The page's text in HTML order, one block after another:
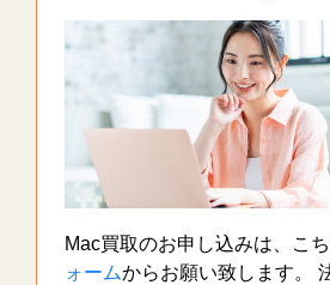
Mac買取のお申し込みは、こ
ォームからお願い致します。